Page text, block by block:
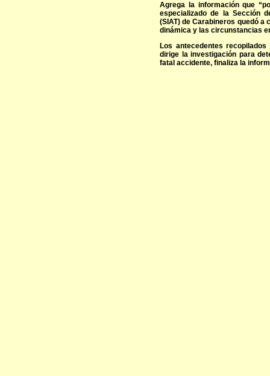
Agrega la información que
especializado de la Sección
(SIAT) de Carabineros quedó
dinámica y las circunstancias
Los antecedentes
dirige la investigación para
fatal accidente, finaliza la